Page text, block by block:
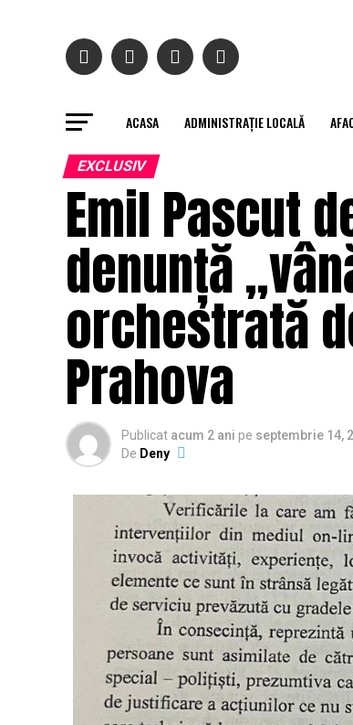
ACASA ADMINISTRAȚIE LOCALĂ
EXCLUSIV
Emil Pascut
denunță
orchestrată
Prahova
Publicat acum 2 ani pe septembrie 14,
De Deny